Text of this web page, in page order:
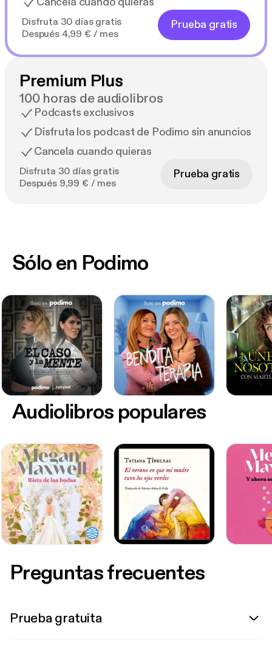
Disfruta 30 días gratis
Después 4,99 € / mes
Prueba gratis
Premium Plus
100 horas de audiolibros
Podcasts exclusivos
Disfruta los podcast de Podimo sin anuncios
Cancela cuando quieras
Disfruta 30 días gratis
Después 9,99 € / mes
Prueba gratis
Sólo en Podimo
Audiolibros populares
Preguntas frecuentes
Prueba gratuita